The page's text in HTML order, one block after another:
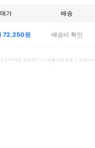
가 배송
72,250원 배송비 확인
이에 따른 일정액의 수수료를 제공 받을 수 있습니다